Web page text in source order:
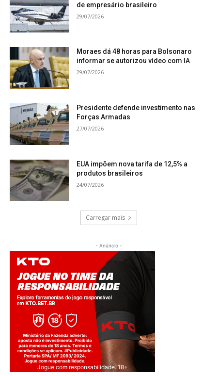
de empresário brasileiro
29/07/2026
Moraes dá 48 horas para Bolsonaro
informar se autorizou vídeo com IA
29/07/2026
Presidente defende investimento nas
Forças Armadas
27/07/2026
EUA impõem nova tarifa de 12,5% a
produtos brasileiros
24/07/2026
Carregar mais
- Anúncio -
Jogue com responsabilidade. 18+